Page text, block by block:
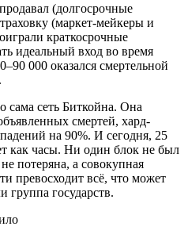
(долгосрочные
(маркет-мейкеры и
краткосрочные
идеальный вход во время
000 оказался смертельной
сама сеть Биткойна. Она
смертей, хард-
на 90%. И сегодня, 25
как часы. Ни один блок не был
потеряна, а совокупная
превосходит всё, что может
группа государств.